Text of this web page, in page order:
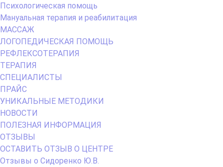
Психологическая помощь
Мануальная терапия и реабилитация
МАССАЖ
ЛОГОПЕДИЧЕСКАЯ ПОМОЩЬ
РЕФЛЕКСОТЕРАПИЯ
ТЕРАПИЯ
СПЕЦИАЛИСТЫ
ПРАЙС
УНИКАЛЬНЫЕ МЕТОДИКИ
НОВОСТИ
ПОЛЕЗНАЯ ИНФОРМАЦИЯ
ОТЗЫВЫ
ОСТАВИТЬ ОТЗЫВ О ЦЕНТРЕ
Отзывы о Сидоренко Ю.В.